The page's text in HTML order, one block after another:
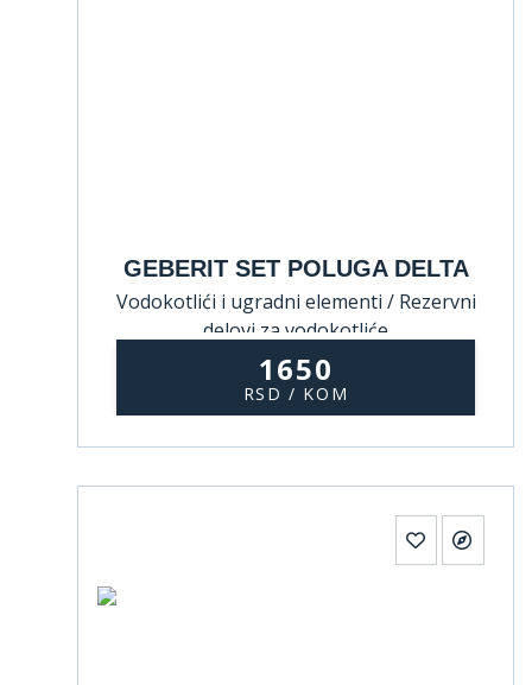
GEBERIT SET POLUGA DELTA
Vodokotlići i ugradni elementi / Rezervni
delovi za vodokotliće
1650
RSD / KOM